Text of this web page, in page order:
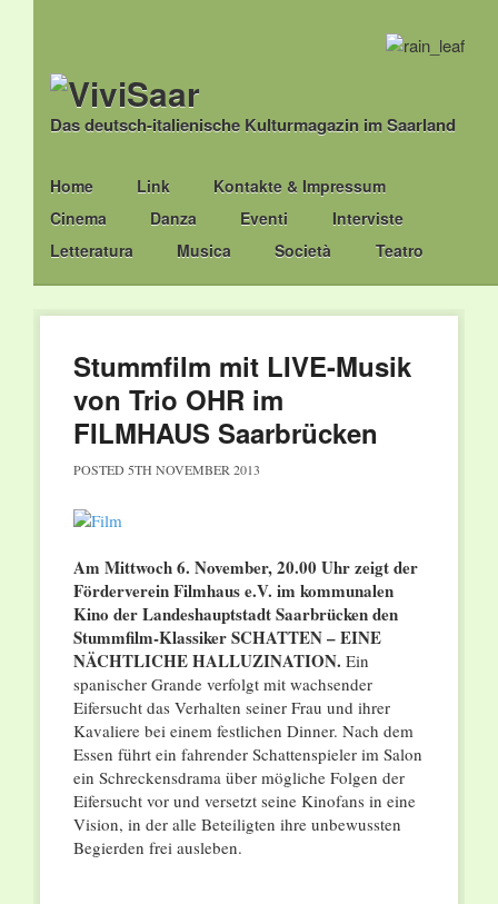
Das deutsch-italienische Kulturmagazin im Saarland
Main menu
Skip
to
content
Home Link
Kontakte & Impressum
Cinema
Danza Eventi
Interviste
Letteratura
Musica Società Teatro
Stummfilm mit LIVE-Musik
von Trio OHR im
FILMHAUS Saarbrücken
POSTED 5TH NOVEMBER 2013
Am Mittwoch 6. November, 20.00 Uhrzeigt der
Förderverein Filmhaus e.V. im kommunalen
Kino der Landeshauptstadt Saarbrücken den
Stummfilm-Klassiker SCHATTEN – EINE
NÄCHTLICHE HALLUZINATION. Ein
spanischer Grande verfolgt mit wachsender
Eifersucht das Verhalten seiner Frau und ihrer
Kavaliere bei einem festlichen Dinner. Nach dem
Essen führt ein fahrender Schattenspieler im Salon
ein Schreckensdrama über mögliche Folgen der
Eifersucht vor und versetzt seine Kinofans in eine
Vision, in der alle Beteiligten ihre unbewussten
Begierden frei ausleben.